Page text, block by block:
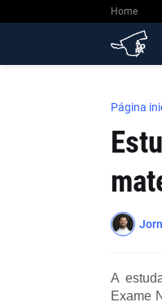
Home
Página
A
Exame